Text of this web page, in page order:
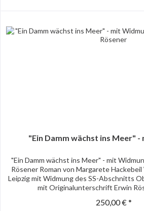
"Ein Damm wächst ins Meer" -
"Ein Damm wächst ins Meer" - mit
Rösener Roman von Margarete
Leipzig mit Widmung des SS-Abschnitts
mit Originalunterschrift Erwin
250,00 € *